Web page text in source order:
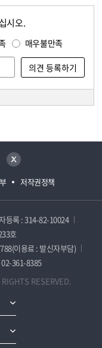
시오.
매우불만족
저작권정책
트위터
등록 : 314-82-10024
호
이용료 : 발신자부담)
02-361-8385
RESERVED.